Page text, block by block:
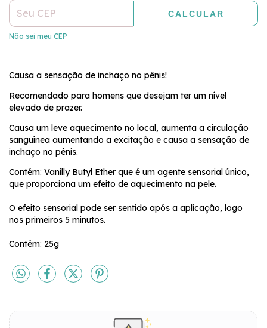
CALCULAR
Não sei meu CEP
Causa a sensação de inchaço no pênis!
Recomendado para homens que desejam ter um nível
elevado de prazer.
Causa um leve aquecimento no local, aumenta a circulação
sanguínea aumentando a excitação e causa a sensação de
inchaço no pênis.
Contém: Vanilly Butyl Ether que é um agente sensorial único,
que proporciona um efeito de aquecimento na pele.
O efeito sensorial pode ser sentido após a aplicação, logo
nos primeiros 5 minutos.
Contém: 25g